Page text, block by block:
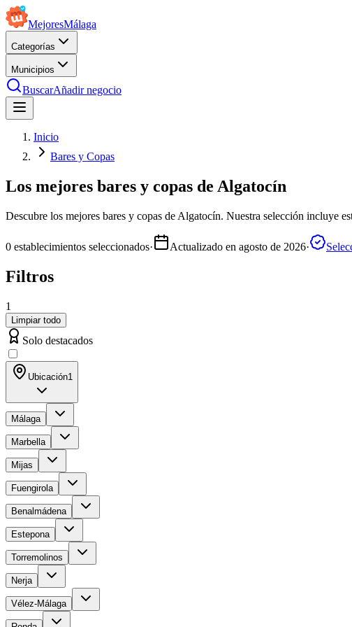
MejoresMálaga
Categorías
Municipios
BuscarAñadir negocio
Inicio
Bares y Copas
Los mejores bares y copas de Algatocín
Descubre los mejores bares y copas de Algatocín. Nuestra selección incluye
0 establecimientos seleccionados· Actualizado en agosto de 2026·
Filtros
1
Limpiar todo
Solo destacados
Ubicación1
Málaga
Marbella
Mijas
Fuengirola
Benalmádena
Estepona
Torremolinos
Nerja
Vélez-Málaga